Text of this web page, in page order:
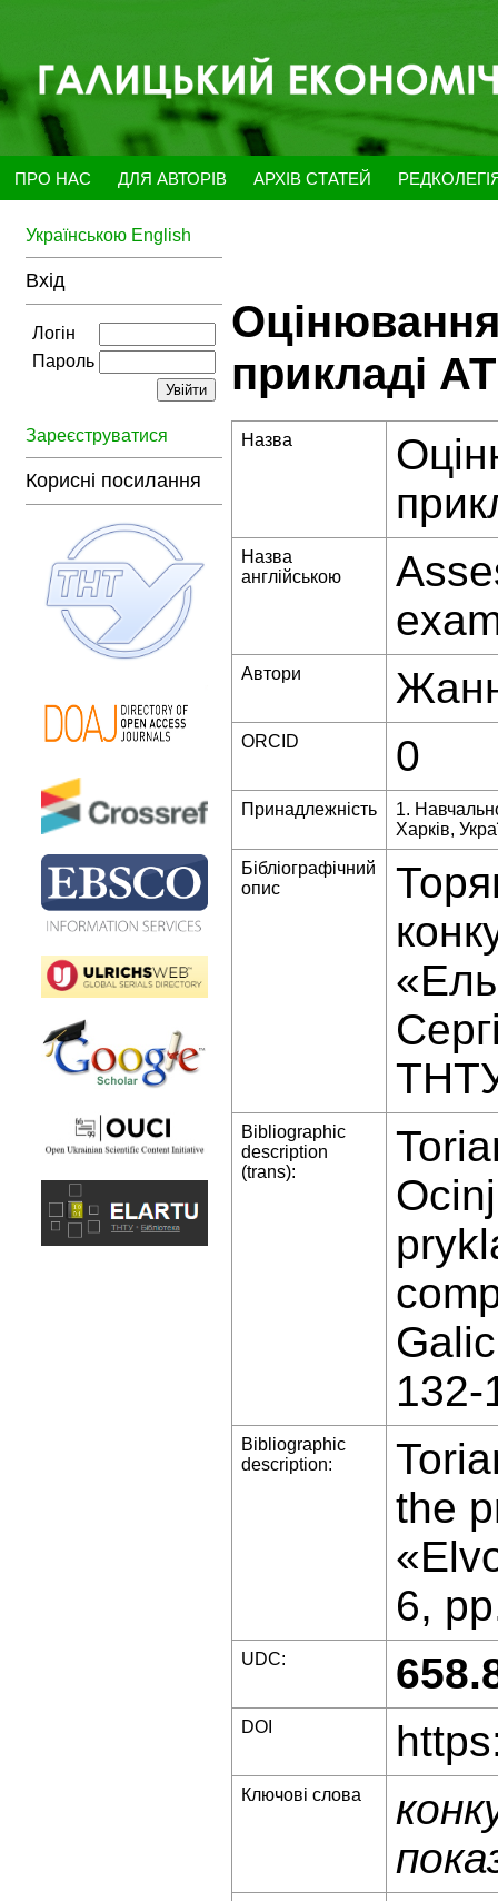
ПРО НАС ДЛЯ АВТОРІВ АРХІВ СТАТЕЙ
Українською English
Вхід
Логін
Пароль
Зареєструватися
Корисні посилання
Оцінювання
прикладі
Назва
Назва
англійською
Автори
ORCID 0
Принадлежність
1.
Харків,
Бібліографічний
опис
Bibliographic
description
(trans):
132-
Bibliographic
description:
the
6,
UDC:
DOI
Ключові слова